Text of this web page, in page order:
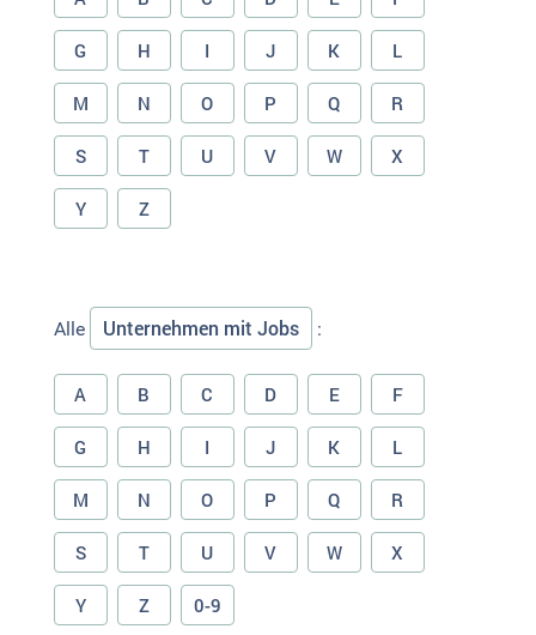
G H I J K L
M N O P Q R
S T U V W X
Y Z
Alle Unternehmen mit Jobs :
A B C D E F
G H I J K L
M N O P Q R
S T U V W X
Y Z 0-9